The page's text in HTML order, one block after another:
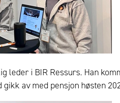
leder i BIR Ressurs. Han
av med pensjon høsten